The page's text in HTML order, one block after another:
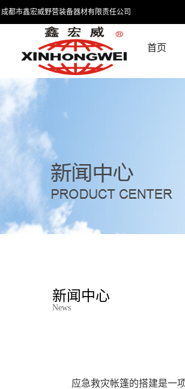
成都市鑫宏威野营装备器材有限责任公司
首页
新闻中心
News
应急救灾帐篷的搭建是一